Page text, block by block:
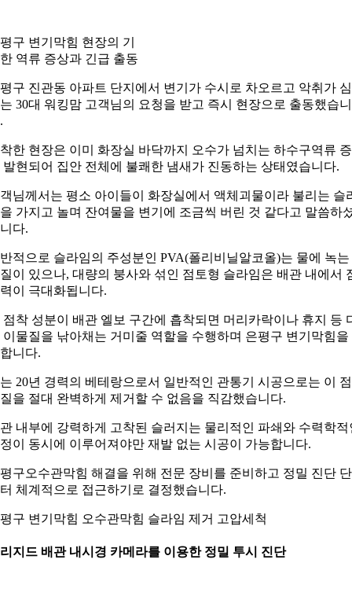
구 변기막힘 현장의 기
역류 증상과 긴급 출동
구 진관동 아파트 단지에서 변기가 수시로 차오르고 악취가
30대 워킹맘 고객님의 요청을 받고 즉시 현장으로 출동했습니
한 현장은 이미 화장실 바닥까지 오수가 넘치는 하수구역류
발현되어 집안 전체에 불쾌한 냄새가 진동하는 상태였습니다.
님께서는 평소 아이들이 화장실에서 액체괴물이라 불리는 슬
가지고 놀며 잔여물을 변기에 조금씩 버린 것 같다고 말씀하
다.
적으로 슬라임의 주성분인 PVA(폴리비닐알코올)는 물에 녹는
이 있으나, 대량의 붕사와 섞인 점토형 슬라임은 배관 내에서
이 극대화됩니다.
점착 성분이 배관 엘보 구간에 흡착되면 머리카락이나 휴지 등
이물질을 낚아채는 거미줄 역할을 수행하며 은평구 변기막힘을
니다.
20년 경력의 베테랑으로서 일반적인 관통기 시공으로는 이
을 절대 완벽하게 제거할 수 없음을 직감했습니다.
내부에 강력하게 고착된 슬러지는 물리적인 파쇄와 수력학적
이 동시에 이루어져야만 재발 없는 시공이 가능합니다.
구오수관막힘 해결을 위해 전문 장비를 준비하고 정밀 진단
체계적으로 접근하기로 결정했습니다.
구 변기막힘 오수관막힘 슬라임 제거 고압세척
지드 배관 내시경 카메라를 이용한 정밀 투시 진단